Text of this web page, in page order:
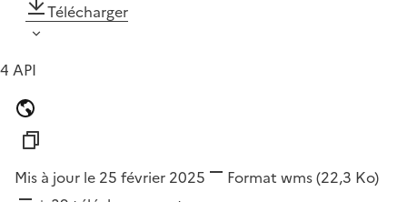
Télécharger
4 API
Mis à jour le 25 février 2025 Format wms(22,3 Ko)